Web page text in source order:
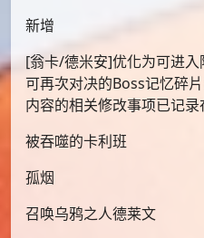
新增
[翁卡/德米安]优化为可进
可再次对决的Boss记忆碎
内容的相关修改事项已记录
被吞噬的卡利班
孤烟
召唤乌鸦之人德莱文